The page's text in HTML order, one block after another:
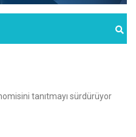
tanıtmayı sürdürüyor